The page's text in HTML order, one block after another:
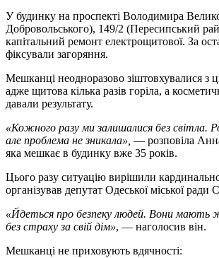
У будинку на проспекті Володимира
Добровольського), 149/2 (Пересипський
капітальний ремонт електрощитової. За
фіксували загоряння.
Мешканці неодноразово зіштовхувалися з
адже щитова кілька разів горіла, а
давали результату.
«Кожного разу ми залишалися без світла.
але проблема не зникала», — розповіла
яка мешкає в будинку вже 35 років.
Цього разу ситуацію вирішили
організував депутат Одеської міської
«Йдеться про безпеку людей. Вони мають
без страху за свій дім», — наголосив він.
Мешканці не приховують вдячності: